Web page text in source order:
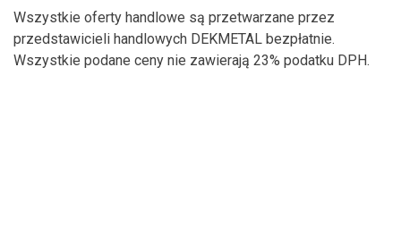
Wszystkie oferty handlowe są przetwarzane przez
przedstawicieli handlowych DEKMETAL bezpłatnie.
Wszystkie podane ceny nie zawierają 23% podatku DPH.